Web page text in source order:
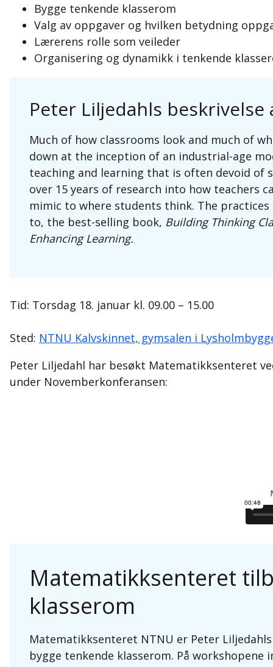
Bygge tenkende klasserom
Valg av oppgaver og hvilken betydning
Lærerens rolle som veileder
Organisering og dynamikk i tenkende
Peter Liljedahls
Much of how classrooms look and much of
down at the inception of an industrial-age
teaching and learning that is often devoid of
over 15 years of research into how teachers
mimic to where students think. The
to, the best-selling book, Building Thinking
Enhancing Learning.
Tid: Torsdag 18. januar kl. 09.00 – 15.00
Sted: NTNU Kalvskinnet, gymsalen i
Peter Liljedahl har besøkt Matematikksenteret
under Novemberkonferansen:
Matematikksenteret
klasserom
Matematikksenteret NTNU er Peter
bygge tenkende klasserom. På